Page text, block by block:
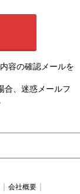
容の確認メールを
合、迷惑メールフ
会社概要